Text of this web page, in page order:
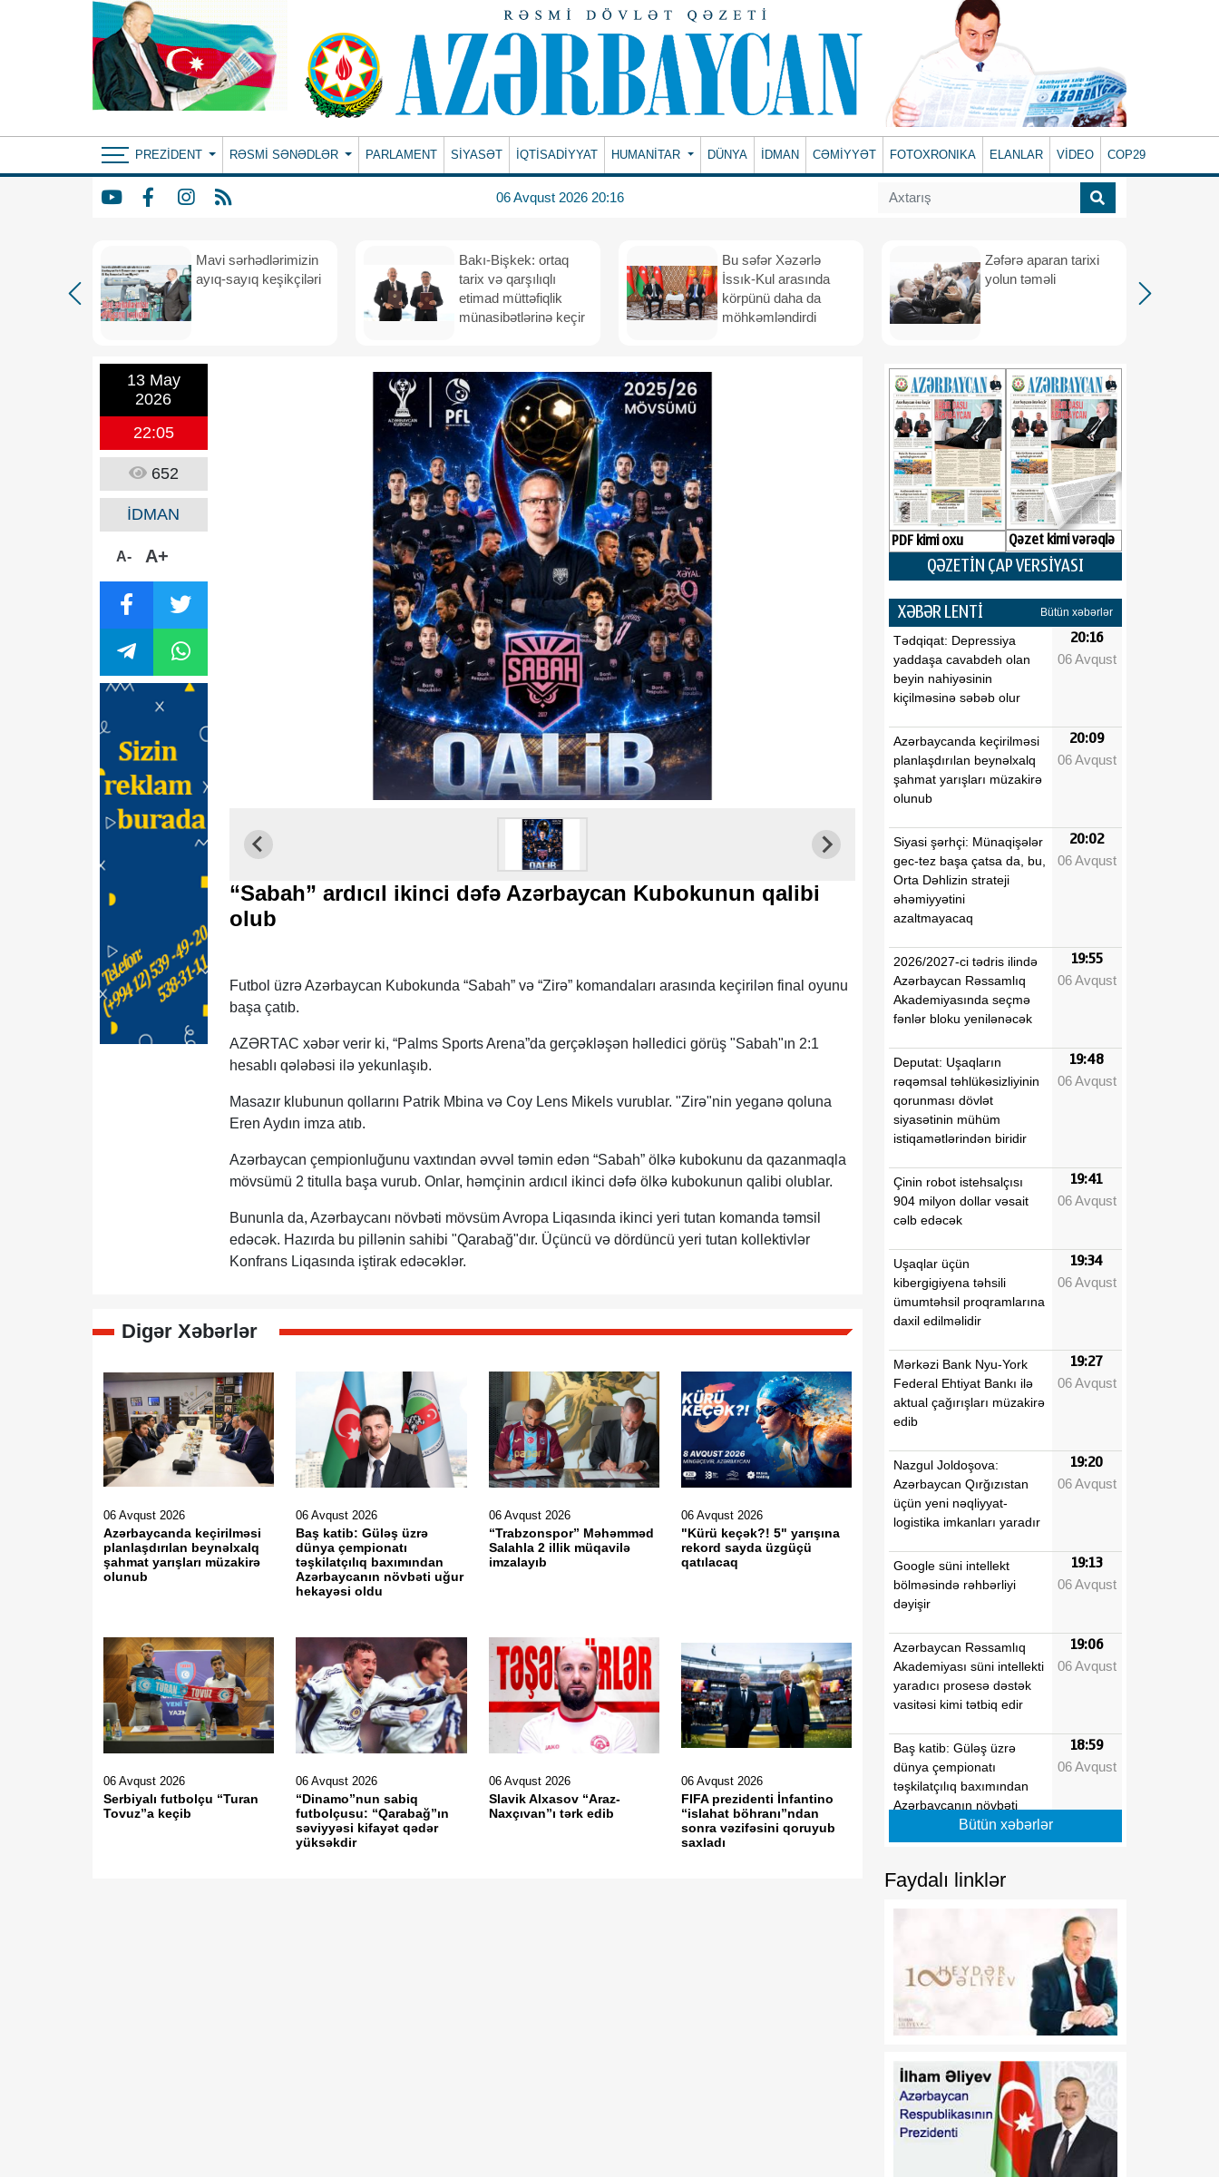
PREZIDENT RƏSMI SƏNƏDLƏR PARLAMENT SİYASƏT İQTİSADİYYAT HUMANITAR DÜNYA İDMAN CƏMİYYƏT FOTOXRONIKA ELANLAR VİDEO COP29
06 Avqust 2026 20:16
Mavi sərhədlərimizin
ayıq-sayıq keşikçiləri
Bakı-Bişkek: ortaq
tarix və qarşılıqlı
etimad müttəfiqlik
münasibətlərinə keçir
Bu səfər Xəzərlə
İssık-Kul arasında
körpünü daha da
möhkəmləndirdi
Zəfərə aparan tarixi
yolun təməli
13 May
2026
22:05
652
İDMAN
A- A+
“Sabah” ardıcıl ikinci dəfə Azərbaycan Kubokunun qalibi
olub
Futbol üzrə Azərbaycan Kubokunda “Sabah” və “Zirə” komandaları arasında keçirilən final oyunu
başa çatıb.
AZƏRTAC xəbər verir ki, “Palms Sports Arena”da gerçəkləşən həlledici görüş "Sabah"ın 2:1
hesablı qələbəsi ilə yekunlaşıb.
Masazır klubunun qollarını Patrik Mbina və Coy Lens Mikels vurublar. "Zirə"nin yeganə qoluna
Eren Aydın imza atıb.
Azərbaycan çempionluğunu vaxtından əvvəl təmin edən “Sabah” ölkə kubokunu da qazanmaqla
mövsümü 2 titulla başa vurub. Onlar, həmçinin ardıcıl ikinci dəfə ölkə kubokunun qalibi olublar.
Bununla da, Azərbaycanı növbəti mövsüm Avropa Liqasında ikinci yeri tutan komanda təmsil
edəcək. Hazırda bu pillənin sahibi "Qarabağ"dır. Üçüncü və dördüncü yeri tutan kollektivlər
Konfrans Liqasında iştirak edəcəklər.
Digər Xəbərlər
06 Avqust 2026
Azərbaycanda keçirilməsi
planlaşdırılan beynəlxalq
şahmat yarışları müzakirə
olunub
06 Avqust 2026
Baş katib: Güləş üzrə
dünya çempionatı
təşkilatçılıq baxımından
Azərbaycanın növbəti uğur
hekayəsi oldu
06 Avqust 2026
“Trabzonspor” Məhəmməd
Salahla 2 illik müqavilə
imzalayıb
06 Avqust 2026
"Kürü keçək?! 5" yarışına
rekord sayda üzgüçü
qatılacaq
06 Avqust 2026
Serbiyalı futbolçu “Turan
Tovuz”a keçib
06 Avqust 2026
“Dinamo”nun sabiq
futbolçusu: “Qarabağ”ın
səviyyəsi kifayət qədər
yüksəkdir
06 Avqust 2026
Slavik Alxasov “Araz-
Naxçıvan”ı tərk edib
06 Avqust 2026
FIFA prezidenti İnfantino
“islahat böhranı”ndan
sonra vəzifəsini qoruyub
saxladı
PDF kimi oxu Qəzet kimi vərəqlə
QƏZETİN ÇAP VERSİYASI
XƏBƏR LENTİ Bütün xəbərlər
Tədqiqat: Depressiya
yaddaşa cavabdeh olan
beyin nahiyəsinin
kiçilməsinə səbəb olur
20:16
06 Avqust
Azərbaycanda keçirilməsi
planlaşdırılan beynəlxalq
şahmat yarışları müzakirə
olunub
20:09
06 Avqust
Siyasi şərhçi: Münaqişələr
gec-tez başa çatsa da, bu,
Orta Dəhlizin strateji
əhəmiyyətini
azaltmayacaq
20:02
06 Avqust
2026/2027-ci tədris ilində
Azərbaycan Rəssamlıq
Akademiyasında seçmə
fənlər bloku yenilənəcək
19:55
06 Avqust
Deputat: Uşaqların
rəqəmsal təhlükəsizliyinin
qorunması dövlət
siyasətinin mühüm
istiqamətlərindən biridir
19:48
06 Avqust
Çinin robot istehsalçısı
904 milyon dollar vəsait
cəlb edəcək
19:41
06 Avqust
Uşaqlar üçün
kibergigiyena təhsili
ümumtəhsil proqramlarına
daxil edilməlidir
19:34
06 Avqust
Mərkəzi Bank Nyu-York
Federal Ehtiyat Bankı ilə
aktual çağırışları müzakirə
edib
19:27
06 Avqust
Nazgul Joldoşova:
Azərbaycan Qırğızıstan
üçün yeni nəqliyyat-
logistika imkanları yaradır
19:20
06 Avqust
Google süni intellekt
bölməsində rəhbərliyi
dəyişir
19:13
06 Avqust
Azərbaycan Rəssamlıq
Akademiyası süni intellekti
yaradıcı prosesə dəstək
vasitəsi kimi tətbiq edir
19:06
06 Avqust
Baş katib: Güləş üzrə
dünya çempionatı
təşkilatçılıq baxımından
Azərbaycanın növbəti
uğur hekayəsi oldu
18:59
06 Avqust
nəqliyyat naziri Zəngilanda
vətəndaşların
Azərbaycan Qlobal Cənub
ölkələrinin marağını cəlb
18:45
06 Avqust
ilə Azərbaycanın
qanunverici orqanları
arasında əməkdaşlığın
inkişafı üçün əlverişli
zəmin formalaşıb
06 Avqust
Bütün xəbərlər
Faydalı linklər